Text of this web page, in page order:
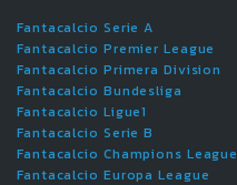
Fantacalcio Serie A
Fantacalcio Premier League
Fantacalcio Primera Division
Fantacalcio Bundesliga
Fantacalcio Ligue1
Fantacalcio Serie B
Fantacalcio Champions League
Fantacalcio Europa League